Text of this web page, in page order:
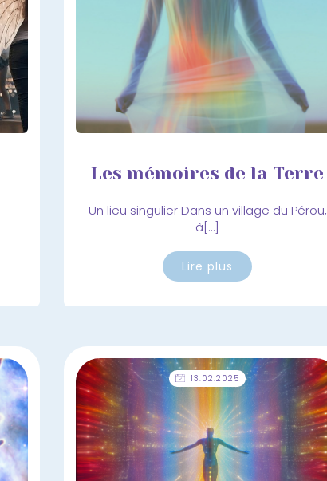
Les mémoires de la Terre
Un lieu singulier Dans un village du Pérou,
à[…]
Lire plus
13.02.2025